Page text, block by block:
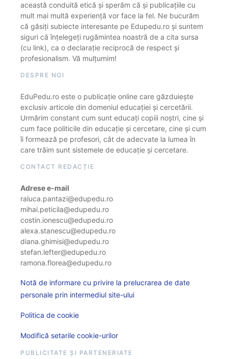
această conduită etică și sperăm că și publicațiile cu
mult mai multă experiență vor face la fel. Ne bucurăm
că găsiți subiecte interesante pe Edupedu.ro și suntem
siguri că înțelegeți rugămintea noastră de a cita sursa
(cu link), ca o declarație reciprocă de respect și
profesionalism. Vă mulțumim!
DESPRE NOI
EduPedu.ro este o publicație online care găzduiește
exclusiv articole din domeniul educației și cercetării.
Urmărim constant cum sunt educați copiii noștri, cine și
cum face politicile din educație și cercetare, cine și cum
îi formează pe profesori, cât de adecvate la lumea în
care trăim sunt sistemele de educație și cercetare.
CONTACT REDACȚIE
Adrese e-mail
raluca.pantazi@edupedu.ro
mihai.peticila@edupedu.ro
costin.ionescu@edupedu.ro
alexa.stanescu@edupedu.ro
diana.ghimisi@edupedu.ro
stefan.lefter@edupedu.ro
ramona.florea@edupedu.ro
Notă de informare cu privire la prelucrarea de date
personale prin intermediul site-ului
Politica de cookie
Modifică setarile cookie-urilor
PUBLICITATE ȘI PARTENERIATE